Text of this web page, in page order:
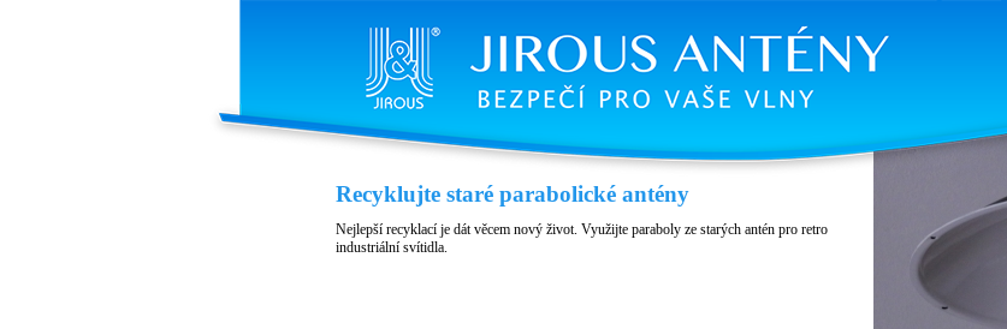
Kryt JH-LHG
Kryt pro jednotky RBLHG
Recyklujte staré parabolické antény
Nejlepší recyklací je dát věcem nový život. Využijte paraboly ze starých antén pro retro
industriální svítidla.